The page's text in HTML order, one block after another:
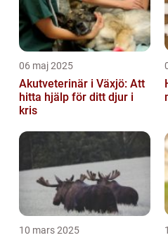
06 maj 2025
Akutveterinär i Växjö: Att
hitta hjälp för ditt djur i
kris
10 mars 2025